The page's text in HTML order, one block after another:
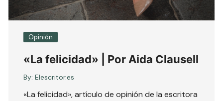
Opinión
«La felicidad» | Por Aida Clausell
By: Elescritor.es
«La felicidad», artículo de opinión de la escritora